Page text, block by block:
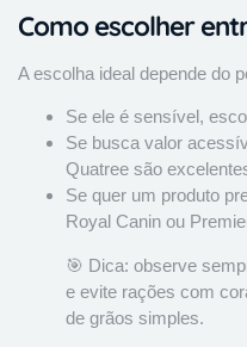
Como escolher
A escolha ideal depende do
Se ele é sensível,
Se busca valor
Quatree são
Se quer um produto
Royal Canin ou
🎯 Dica: observe
e evite rações com
de grãos simples.